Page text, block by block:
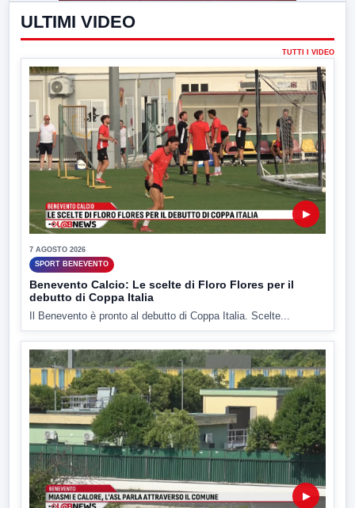
ULTIMI VIDEO
TUTTI I VIDEO
▶
7 AGOSTO 2026
SPORT BENEVENTO
Benevento Calcio: Le scelte di Floro Flores per il
debutto di Coppa Italia
Il Benevento è pronto al debutto di Coppa Italia. Scelte...
▶